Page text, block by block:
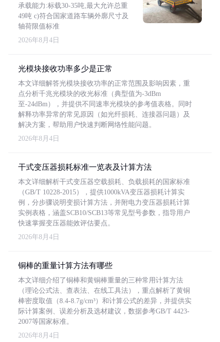
承载能力:标载30-35吨,最大允许总重
49吨 c)符合国家道路车辆外廓尺寸及
轴荷限值标准
2026年8月4日
光模块接收功率多少是正常
本文详细解答光模块接收功率的正常范围及影响因素，重
点分析千兆光模块的收光标准（典型值为-3dBm
至-24dBm），并提供不同速率光模块的参考值表格。同时
解释功率异常的常见原因（如光纤损耗、连接器问题）及
解决方案，帮助用户快速判断网络性能问题。
2026年8月4日
干式变压器损耗标准一览表及计算方法
本文详细解析干式变压器空载损耗、负载损耗的国家标准
（GB/T 10228-2015），提供1000kVA变压器损耗计算实
例，分步骤说明变损计算方法，并附电力变压器损耗计算
实例表格，涵盖SCB10/SCB13等常见型号参数，指导用户
快速掌握变压器能效评估要点。
2026年8月4日
铜棒的重量计算方法有哪些
本文详细介绍了铜棒和黄铜棒重量的三种常用计算方法
（理论公式法、查表法、在线工具法），重点解析了黄铜
棒密度取值（8.4-8.7g/cm³）和计算公式的差异，并提供实
际计算案例、误差分析及选材建议，数据参考GB/T 4423-
2007等国家标准。
2026年8月4日